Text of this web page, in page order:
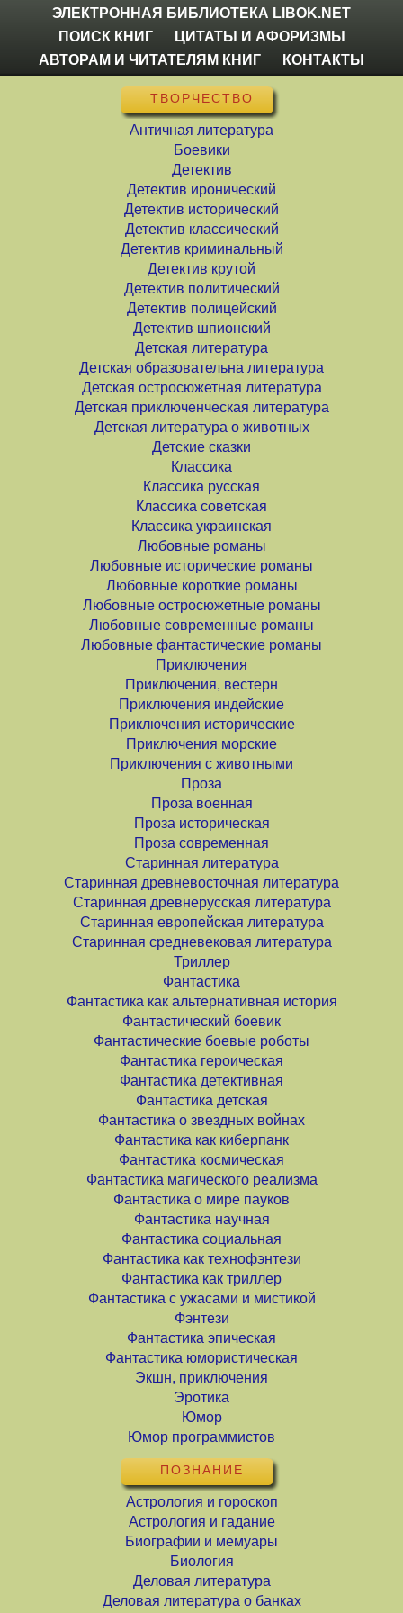
ЭЛЕКТРОННАЯ БИБЛИОТЕКА LIBOK.NET
ПОИСК КНИГ
ЦИТАТЫ И АФОРИЗМЫ
АВТОРАМ И ЧИТАТЕЛЯМ КНИГ
КОНТАКТЫ
ТВОРЧЕСТВО
Античная литература
Боевики
Детектив
Детектив иронический
Детектив исторический
Детектив классический
Детектив криминальный
Детектив крутой
Детектив политический
Детектив полицейский
Детектив шпионский
Детская литература
Детская образовательна литература
Детская остросюжетная литература
Детская приключенческая литература
Детская литература о животных
Детские сказки
Классика
Классика русская
Классика советская
Классика украинская
Любовные романы
Любовные исторические романы
Любовные короткие романы
Любовные остросюжетные романы
Любовные современные романы
Любовные фантастические романы
Приключения
Приключения, вестерн
Приключения индейские
Приключения исторические
Приключения морские
Приключения с животными
Проза
Проза военная
Проза историческая
Проза современная
Старинная литература
Старинная древневосточная литература
Старинная древнерусская литература
Старинная европейская литература
Старинная средневековая литература
Триллер
Фантастика
Фантастика как альтернативная история
Фантастический боевик
Фантастические боевые роботы
Фантастика героическая
Фантастика детективная
Фантастика детская
Фантастика о звездных войнах
Фантастика как киберпанк
Фантастика космическая
Фантастика магического реализма
Фантастика о мире пауков
Фантастика научная
Фантастика социальная
Фантастика как технофэнтези
Фантастика как триллер
Фантастика с ужасами и мистикой
Фэнтези
Фантастика эпическая
Фантастика юмористическая
Экшн, приключения
Эротика
Юмор
Юмор программистов
ПОЗНАНИЕ
Астрология и гороскоп
Астрология и гадание
Биографии и мемуары
Биология
Деловая литература
Деловая литература о банках